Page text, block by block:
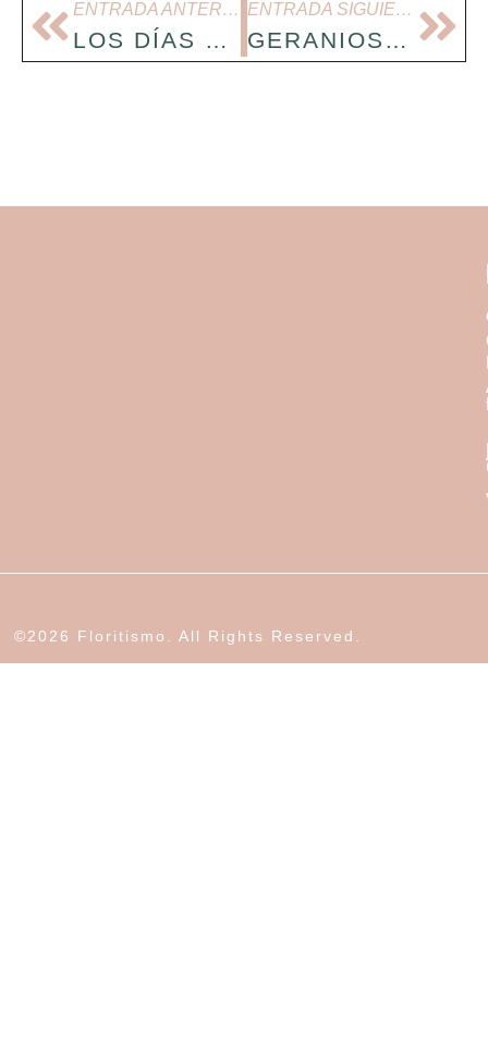
ENTRADA ANTERIOR
LOS DÍAS TRISTES DE OTOÑO. DIARIO DE MI GRANJA DE FLORES.
ENTRADA SIGUIENTE
GERANIOS EN LA PEDRERA
©2026 Floritismo. All Rights Reserved.